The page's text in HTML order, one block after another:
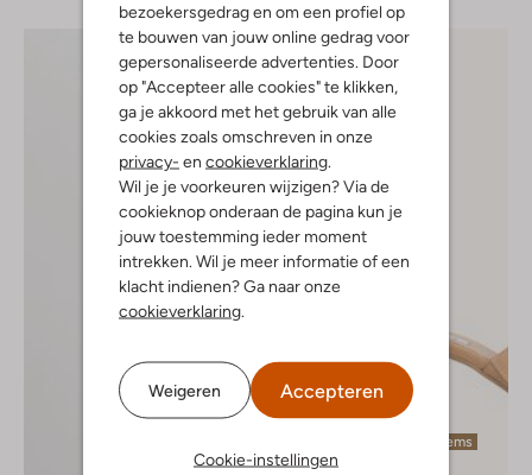
bezoekersgedrag en om een profiel op
te bouwen van jouw online gedrag voor
gepersonaliseerde advertenties. Door
op "Accepteer alle cookies" te klikken,
ga je akkoord met het gebruik van alle
cookies zoals omschreven in onze
privacy- en cookieverklaring.
Wil je je voorkeuren wijzigen? Via de
cookieknop onderaan de pagina kun je
jouw toestemming ieder moment
intrekken. Wil je meer informatie of een
klacht indienen? Ga naar onze
cookieverklaring.
Weigeren Accepteren
Cookie-instellingen
Laatste items